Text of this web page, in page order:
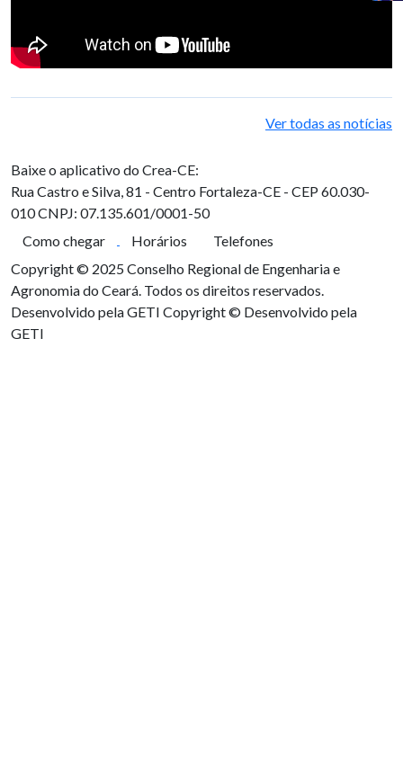
Ver todas as notícias
Baixe o aplicativo do Crea-CE:
Rua Castro e Silva, 81 - Centro Fortaleza-CE - CEP 60.030-
010CNPJ: 07.135.601/0001-50
Como chegar
Horários
Telefones
Copyright © 2025 Conselho Regional de Engenharia e
Agronomia do Ceará. Todos os direitos reservados.
Desenvolvido pela GETI Copyright © Desenvolvido pela
GETI